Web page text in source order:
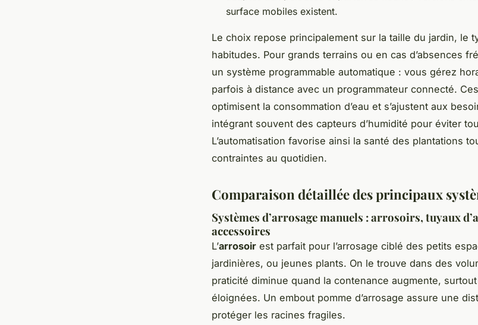
surface mobiles existent.
Le choix repose principalement sur la taille du jardin, le
habitudes. Pour grands terrains ou en cas d’absences
un système programmable automatique : vous gérez
parfois à distance avec un programmateur connecté.
optimisent la consommation d’eau et s’ajustent aux
intégrant souvent des capteurs d’humidité pour éviter
L’automatisation favorise ainsi la santé des plantations
contraintes au quotidien.
Comparaison détaillée des principaux
Systèmes d’arrosage manuels : arrosoirs, tuyaux
accessoires
L’arrosoir est parfait pour l’arrosage ciblé des petits
jardinières, ou jeunes plants. On le trouve dans des
praticité diminue quand la contenance augmente,
éloignées. Un embout pomme d’arrosage assure une
protéger les racines fragiles.